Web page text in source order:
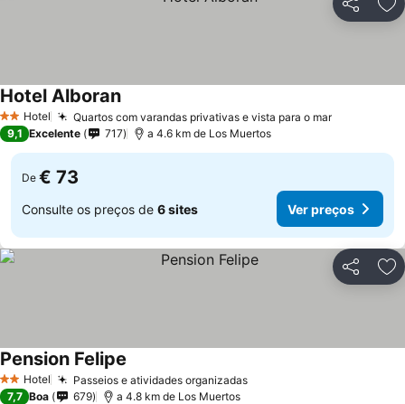
Partilhar
2 Estrelas
Hotel Quartos com varandas privativas e vista para o mar
Hotel Alboran
9,1 Excelente 717 a 4.6 km de Los Muertos
De € 73
Consulte os preços de 6 sites Ver preços
Partilhar
2 Estrelas
Hotel Passeios e atividades organizadas
Pension Felipe
7,7 Boa 679 a 4.8 km de Los Muertos